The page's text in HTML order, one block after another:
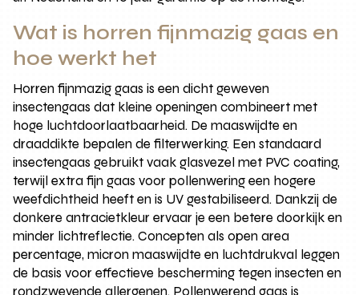
Wat is horren fijnmazig gaas en
hoe werkt het
Horren fijnmazig gaas is een dicht geweven
insectengaas dat kleine openingen combineert met
hoge luchtdoorlaatbaarheid. De maaswijdte en
draaddikte bepalen de filterwerking. Een standaard
insectengaas gebruikt vaak glasvezel met PVC coating,
terwijl extra fijn gaas voor pollenwering een hogere
weefdichtheid heeft en is UV gestabiliseerd. Dankzij de
donkere antracietkleur ervaar je een betere doorkijk en
minder lichtreflectie. Concepten als open area
percentage, micron maaswijdte en luchtdrukval leggen
de basis voor effectieve bescherming tegen insecten en
rondzwevende allergenen. Pollenwerend gaas is